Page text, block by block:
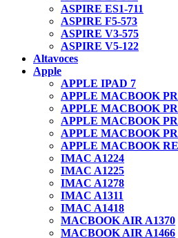
ASPIRE ES1-711
ASPIRE F5-573
ASPIRE V3-575
ASPIRE V5-122
Altavoces
Apple
APPLE IPAD 7
APPLE MACBOOK
APPLE MACBOOK
APPLE MACBOOK
APPLE MACBOOK
APPLE MACBOOK
IMAC A1224
IMAC A1225
IMAC A1278
IMAC A1311
IMAC A1418
MACBOOK AIR A1370
MACBOOK AIR A1466